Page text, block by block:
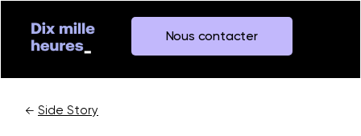
Nous contacter
← Side Story